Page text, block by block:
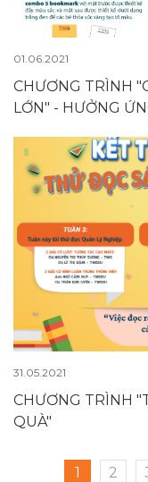
01.06.2021
CHƯƠNG TRÌNH
LỚN" - HƯỞNG
31.05.2021
CHƯƠNG TRÌNH
QUÀ"
1 2